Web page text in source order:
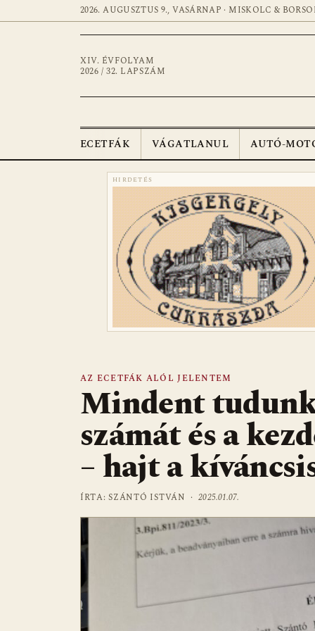
2026. AUGUSZTUS 9., VASÁRNAP · MISKOLC &
XIV. ÉVFOLYAM
2026 / 32. LAPSZÁM
ECETFÁK VÁGATLANUL AUTÓ-
HIRDETÉS
AZ ECETFÁK ALÓL JELENTEM
Mindent
számát és a
– hajt a
ÍRTA: SZÁNTÓ ISTVÁN ·2025.01.07.